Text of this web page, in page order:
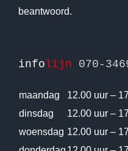
beantwoord.
infolijn 070-
maandag
12.00 uur –
dinsdag
12.00 uur –
woensdag 12.00 uur –